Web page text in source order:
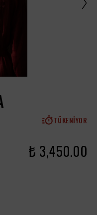
TÜKENIYOR
₺ 3,450.00